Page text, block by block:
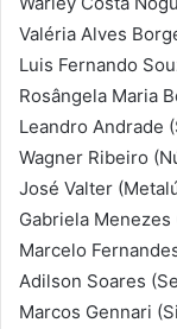
Valéria Alves
Luis Fernando
Rosângela Maria
Leandro Andrade
Wagner Ribeiro
José Valter
Gabriela Menezes
Marcelo
Adilson Soares
Marcos Gennari